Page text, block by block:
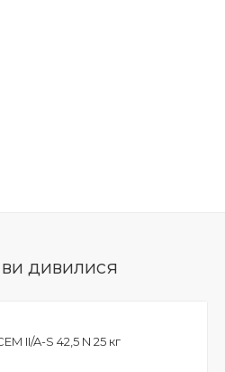
дивилися
II/A-S 42,5 N 25 кг